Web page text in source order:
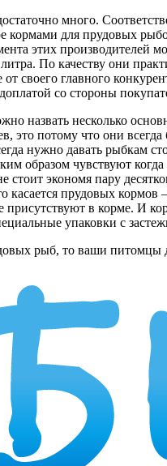
много.
для прудовых
этих производителей
По качеству они
своего главного
со стороны
назвать несколько
это потому что они
нужно давать рыбкам
образом чувствуют
экономя пару
касается прудовых
в корме. И
упаковки с
рыб, то ваши питомцы